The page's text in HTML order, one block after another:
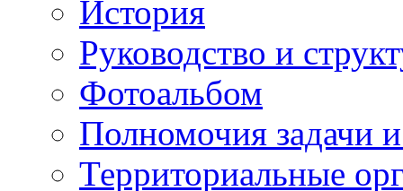
История
Руководство и
Фотоальбом
Полномочия задачи
Территориальные